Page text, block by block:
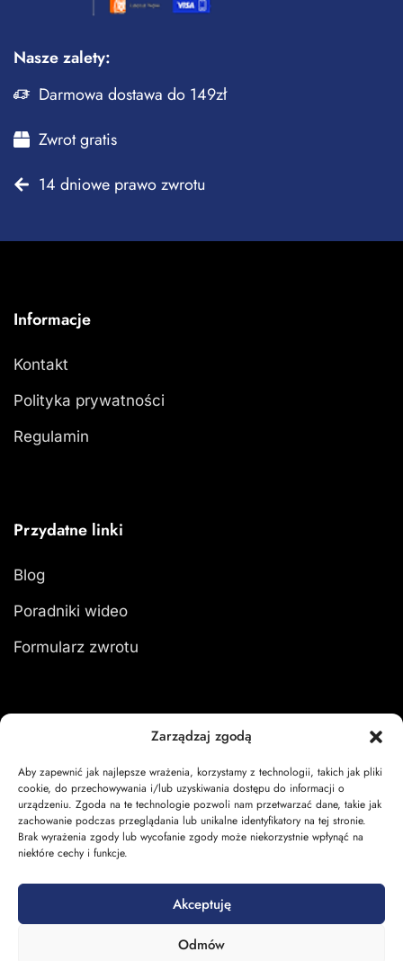
Zarządzaj zgodą
Aby zapewnić jak najlepsze wrażenia, korzystamy z technologii, takich jak pliki
cookie, do przechowywania i/lub uzyskiwania dostępu do informacji o
urządzeniu. Zgoda na te technologie pozwoli nam przetwarzać dane, takie jak
zachowanie podczas przeglądania lub unikalne identyfikatory na tej stronie.
Brak wyrażenia zgody lub wycofanie zgody może niekorzystnie wpłynąć na
niektóre cechy i funkcje.
Akceptuję
Odmów
Nasze zalety:
Darmowa dostawa do 149zł
Zwrot gratis
14 dniowe prawo zwrotu
Informacje
Kontakt
Polityka prywatności
Regulamin
Przydatne linki
Blog
Poradniki wideo
Formularz zwrotu
Zaloguj się
Moje zamówienia
Koszyk